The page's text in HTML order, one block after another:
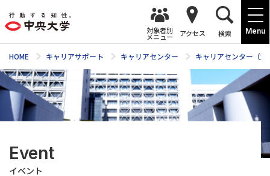
Menu
対象者別
メニュー アクセス 検索
HOME キャリアサポート キャリアセンター キャリアセンター（文
Event
イベント